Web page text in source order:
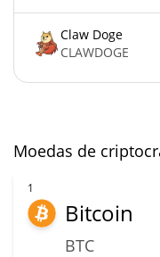
Claw Doge
CLAWDOGE
Moedas de
1
Bitcoin
BTC